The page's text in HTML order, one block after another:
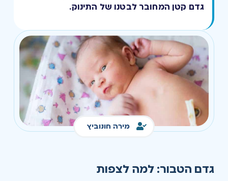
גדם קטן המחובר לבטנו של התינוק.
מירה חונוביץ
גדם הטבור: למה לצפות